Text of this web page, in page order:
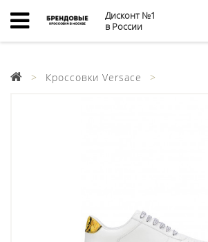
Дисконт №1
в России
Кроссовки Versace